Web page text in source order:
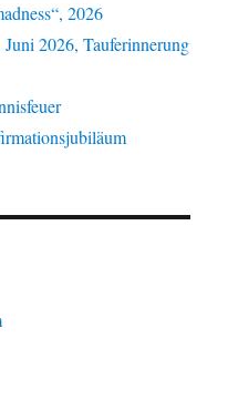
2026
2026, Tauferinnerung